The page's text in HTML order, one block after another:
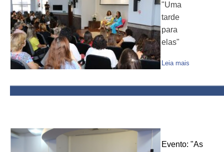
"Uma
tarde
para
elas"
Leia mais
Evento: "As